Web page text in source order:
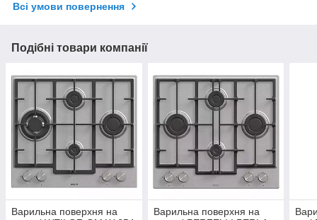
Всі умови повернення
Подібні товари компанії
Варильна поверхня на
Варильна поверхня на